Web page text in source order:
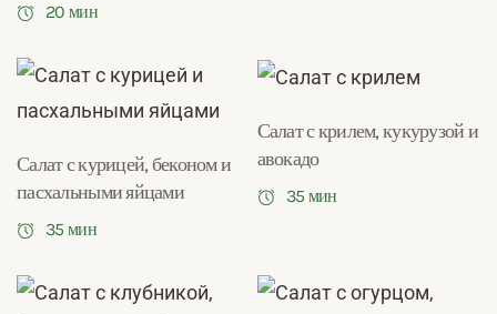
20 мин
Салат с курицей, беконом и
пасхальными яйцами
35 мин
Салат с крилем, кукурузой и
авокадо
35 мин